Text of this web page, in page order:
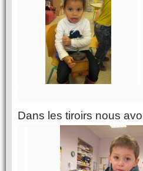
Dans les tiroirs nous